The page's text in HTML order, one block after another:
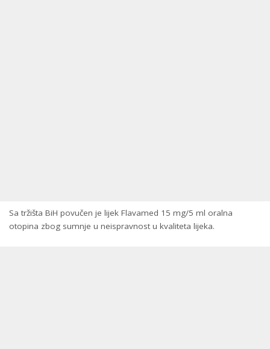
Sa tržišta BiH povučen je lijek Flavamed 15 mg/5 ml oralna
otopina zbog sumnje u neispravnost u kvaliteta lijeka.